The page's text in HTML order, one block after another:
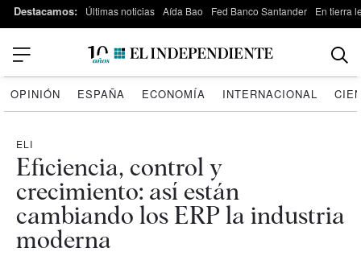
Destacamos: Últimas noticias Aída Bao Fed Banco Santander En tierra
OPINIÓN ESPAÑA ECONOMÍA INTERNACIONAL
ELI
Eficiencia, control y
crecimiento: así están
cambiando los ERP la industria
moderna